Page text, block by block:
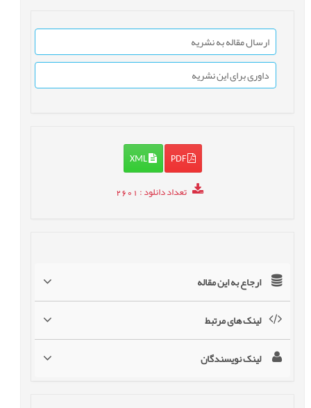
ارسال مقاله به نشریه
داوری برای این نشریه
PDF
XML
تعداد دانلود: 2601
ارجاع به این مقاله
لینک های مرتبط
لینک نویسندگان